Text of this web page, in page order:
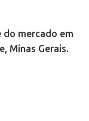
mercado em
Minas Gerais.